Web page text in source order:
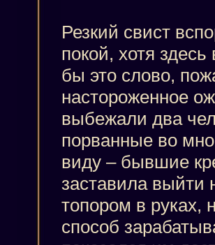
Резкий свист
покой, хотя
бы это слово,
настороженное
выбежали два
порванные во
виду – бывшие
заставила выйти
топором в руках,
способ